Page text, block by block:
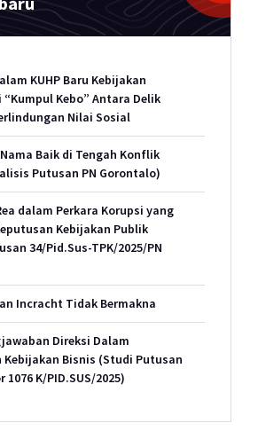
KUHP Baru Kebijakan
Kebo” Antara Delik
Nilai Sosial
Baik di Tengah Konflik
Putusan PN Gorontalo)
dalam Perkara Korupsi yang
Kebijakan Publik
34/Pid.Sus-TPK/2025/PN
Incracht Tidak Bermakna
Direksi Dalam
Kebijakan Bisnis (Studi Putusan
1076 K/PID.SUS/2025)